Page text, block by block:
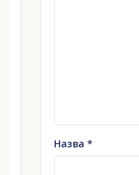
Назва *